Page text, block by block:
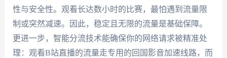
性与安全性。观看长达数小时的比赛，最怕遇到流量限
制或突然减速。因此，稳定且无限的流量是基础保障。
更进一步，智能分流技术能确保你的网络请求被精准处
理：观看B站直播的流量走专用的回国影音加速线路，而